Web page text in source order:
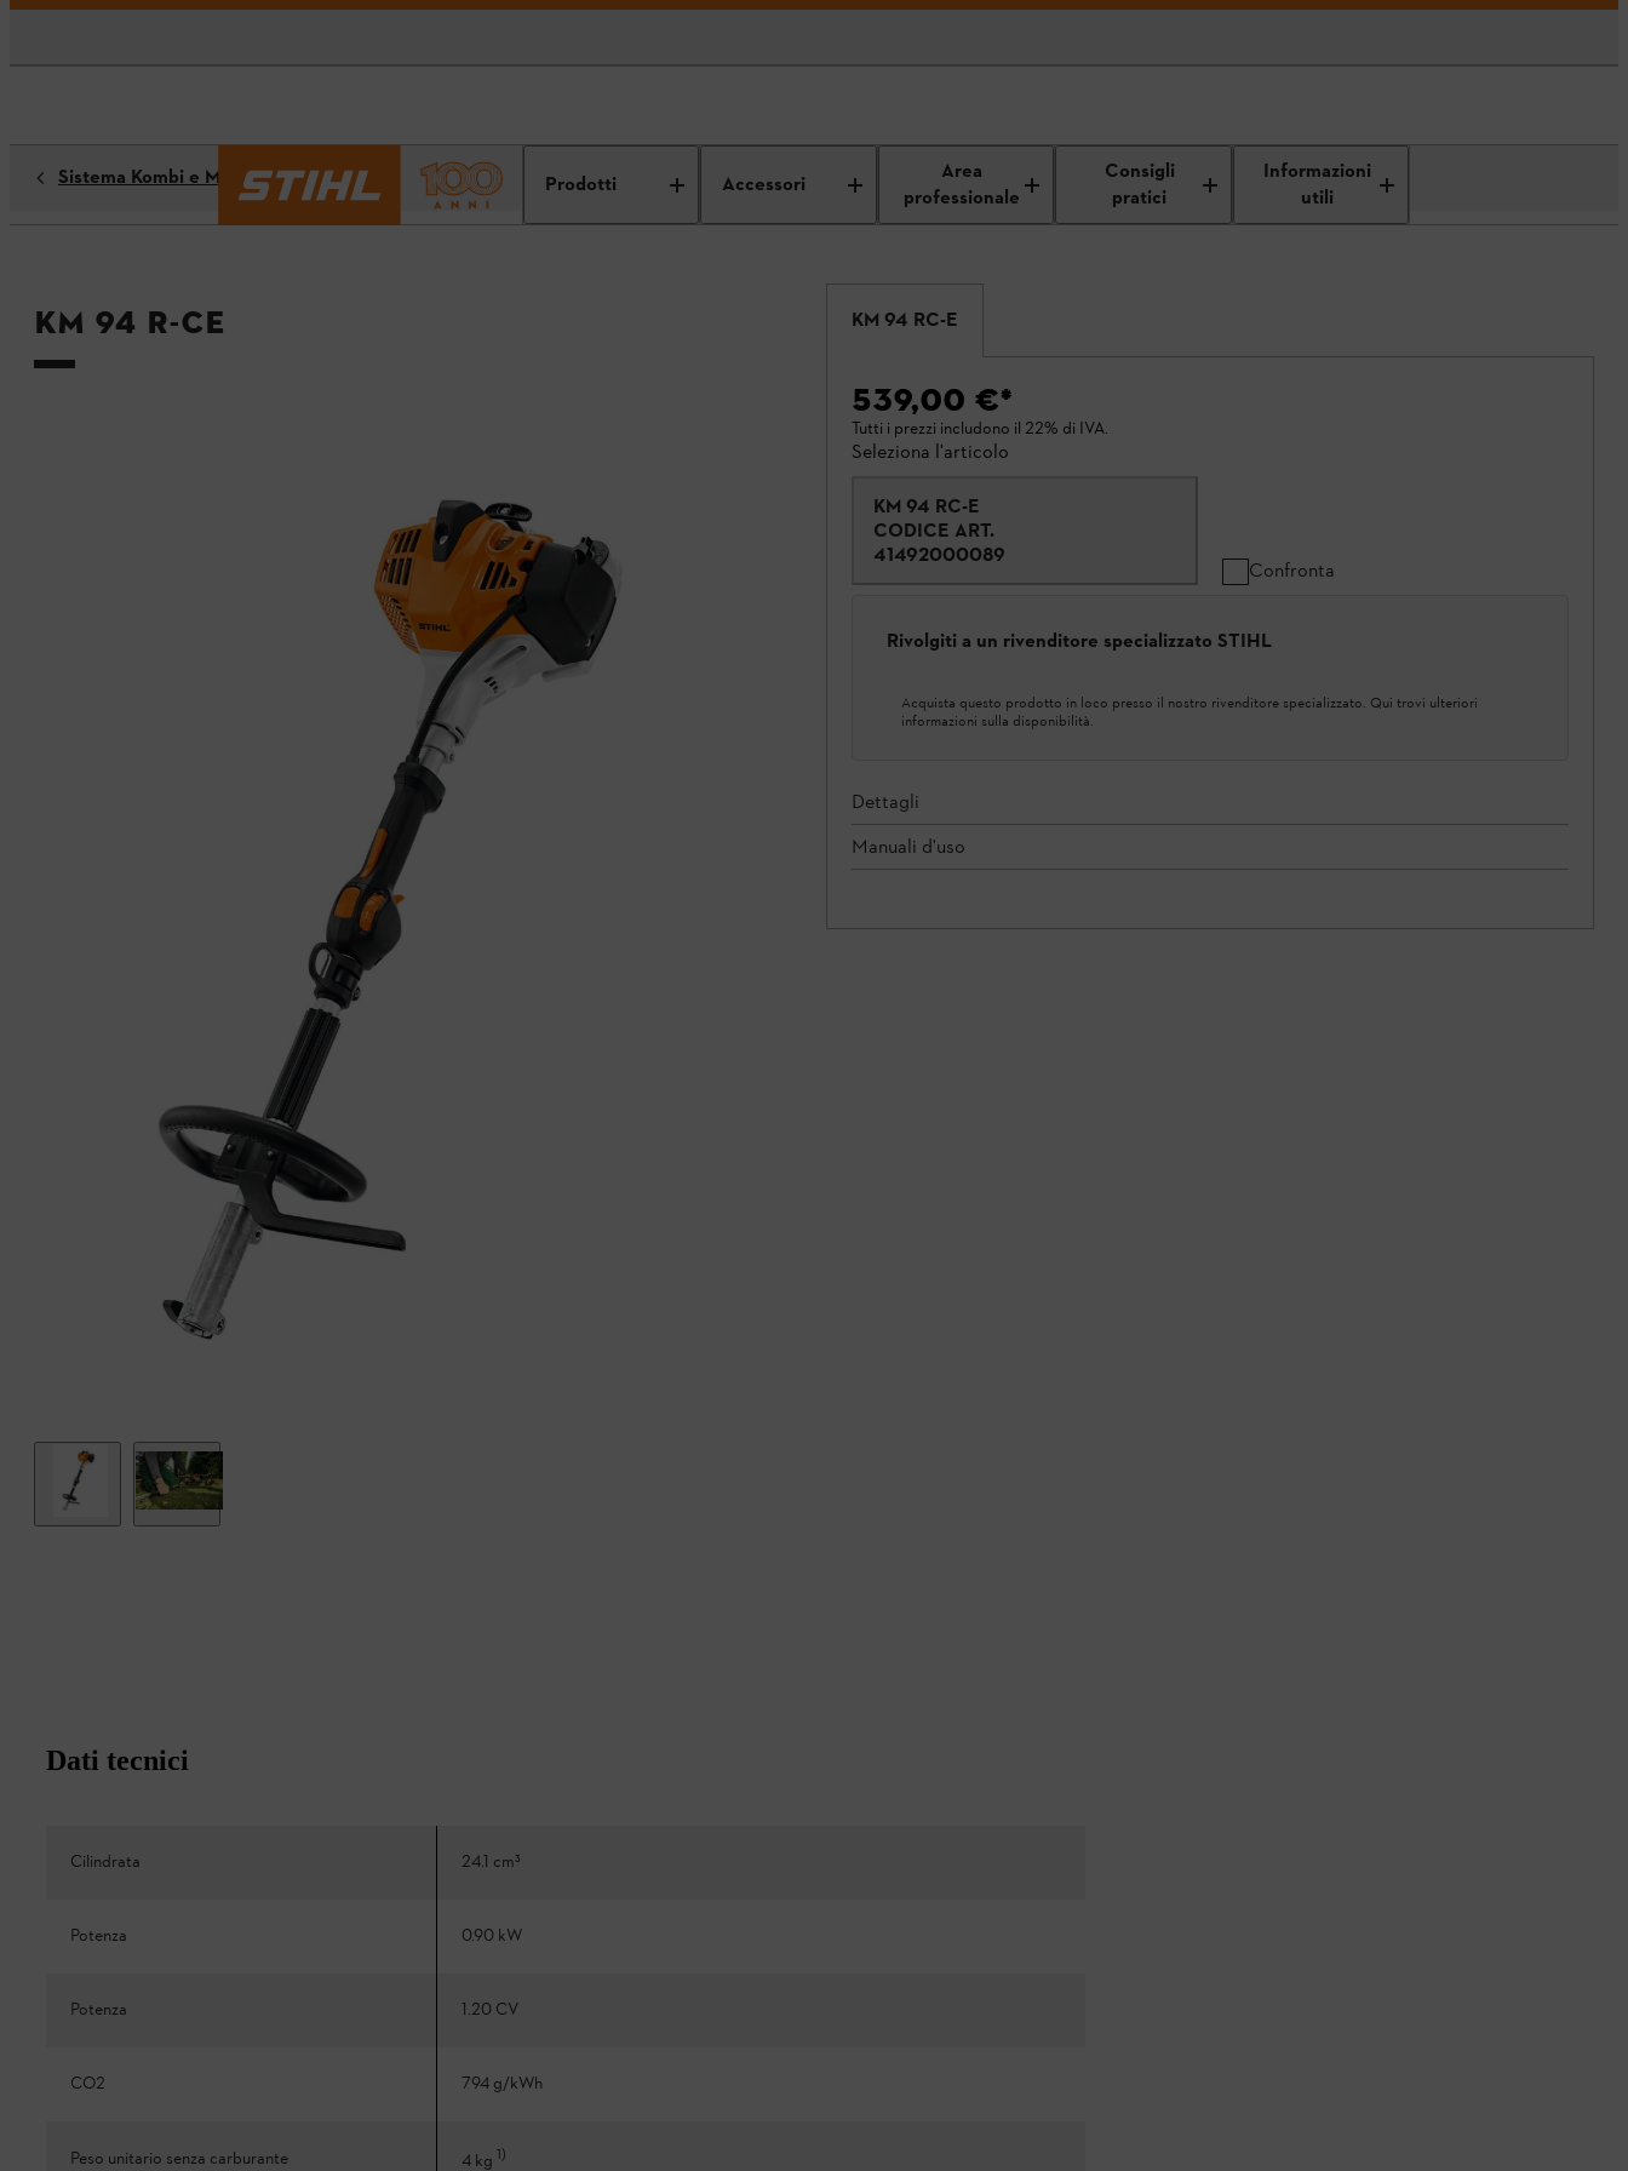
Prodotti Accessori
Area
professionale
Consigli
pratici
Informazioni
utili
Sistema Kombi e Multi
KM 94 R-CE KM 94 RC-E
539,00 €*
Tutti i prezzi includono il 22% di IVA.
Seleziona l'articolo
KM 94 RC-E
CODICE ART.
41492000089
Confronta
Rivolgiti a un rivenditore specializzato STIHL
Acquista questo prodotto in loco presso il nostro rivenditore specializzato. Qui trovi ulteriori
informazioni sulla disponibilità.
Dettagli
Manuali d'uso
Dati tecnici
Cilindrata 24.1 cm³
Potenza 0.90 kW
Potenza 1.20 CV
CO2 794 g/kWh
Peso unitario senza carburante 4 kg 1)